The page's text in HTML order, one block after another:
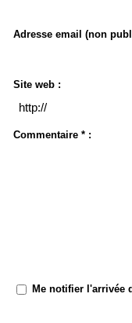
Adresse email (non
Site web :
Commentaire * :
Me notifier l'arrivée